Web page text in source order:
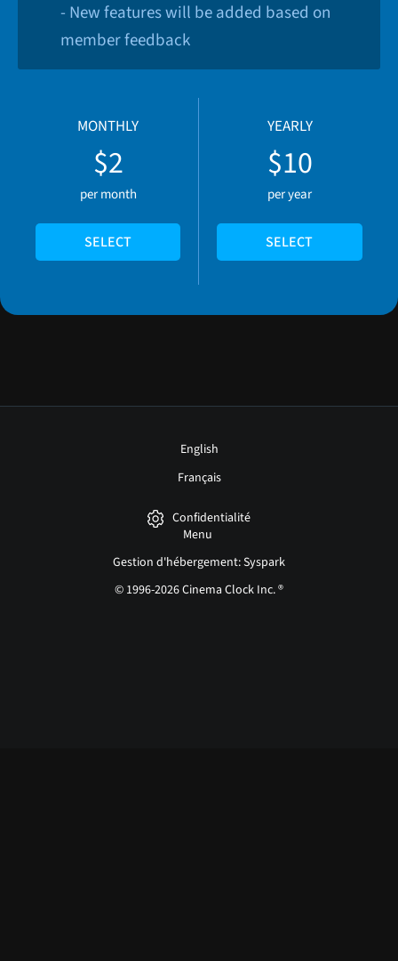
- New features will be added based on
member feedback
MONTHLY
$2
per month
SELECT
YEARLY
$10
per year
SELECT
English
Français
Confidentialité
Menu
Gestion d'hébergement: Syspark
© 1996-2026 Cinema Clock Inc. ®